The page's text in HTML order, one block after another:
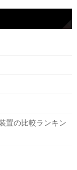
置の比較ランキン